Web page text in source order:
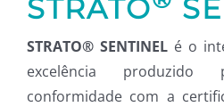
STRATO
STRATO® SENTINEL é o
excelência
conformidade com a